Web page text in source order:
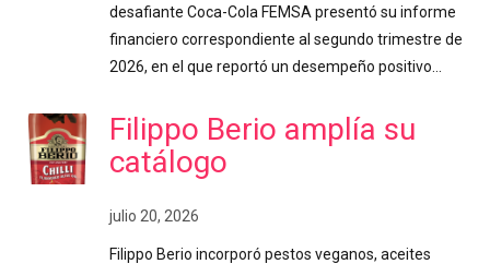
desafiante Coca-Cola FEMSA presentó su informe
financiero correspondiente al segundo trimestre de
2026, en el que reportó un desempeño positivo…
Filippo Berio amplía su
catálogo
julio 20, 2026
Filippo Berio incorporó pestos veganos, aceites